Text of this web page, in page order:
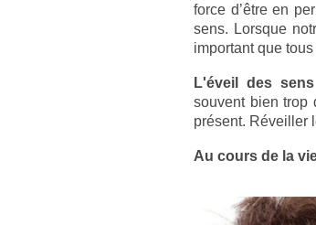
force d’être en
sens. Lorsque
important que
L'éveil des
souvent bien trop
présent. Réveiller
Au cours de la